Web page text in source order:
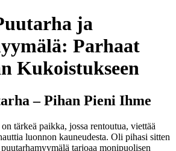
ja
Parhaat
Kukoistukseen
– Pihan Pieni Ihme
tärkeä paikka, jossa rentoutua, viettää
luonnon kauneudesta. Oli pihasi sitten
tarjoaa monipuolisen